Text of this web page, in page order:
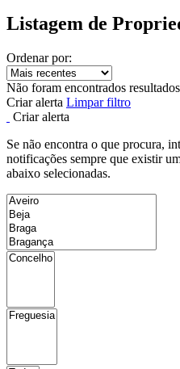
Listagem de
Ordenar por:
Não foram encontrados
Criar alerta Limpar filtro
Criar alerta
Se não encontra o que procura,
notificações sempre que existir
abaixo selecionadas.